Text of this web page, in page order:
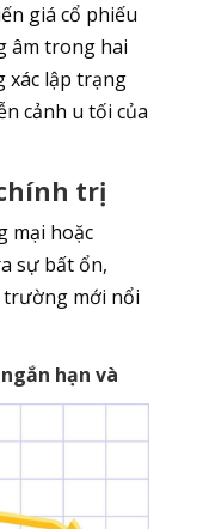
giá cổ phiếu
âm trong hai
lập trạng
cảnh u tối của
trị
mại hoặc
sự bất ổn,
trường mới nổi
hạn và